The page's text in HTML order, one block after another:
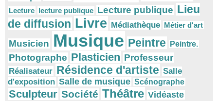
Lecture lecture publique Lecture publique Lieu
de diffusion Livre Médiathèque Métier d'art
Musicien Musique Peintre Peintre.
Photographe Plasticien Professeur
Réalisateur Résidence d'artiste Salle
d'exposition Salle de musique Scénographe
Sculpteur Société Théâtre Vidéaste